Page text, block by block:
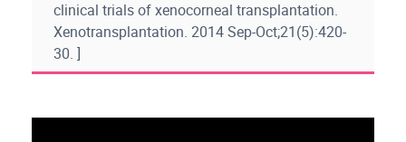
clinical trials of xenocorneal transplantation.
Xenotransplantation. 2014 Sep-Oct;21(5):420-
30. ]